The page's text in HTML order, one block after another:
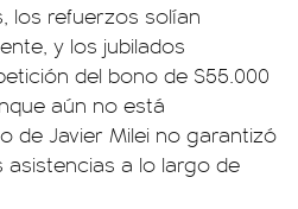
los refuerzos solían
y los jubilados
del bono de $55.000
aún no está
de Javier Milei no garantizó
a lo largo de